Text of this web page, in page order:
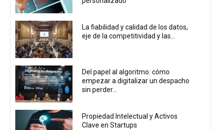
La fiabilidad y calidad de los datos,
eje de la competitividad y las...
Del papel al algoritmo: cómo
empezar a digitalizar un despacho
sin perder...
Propiedad Intelectual y Activos
Clave en Startups